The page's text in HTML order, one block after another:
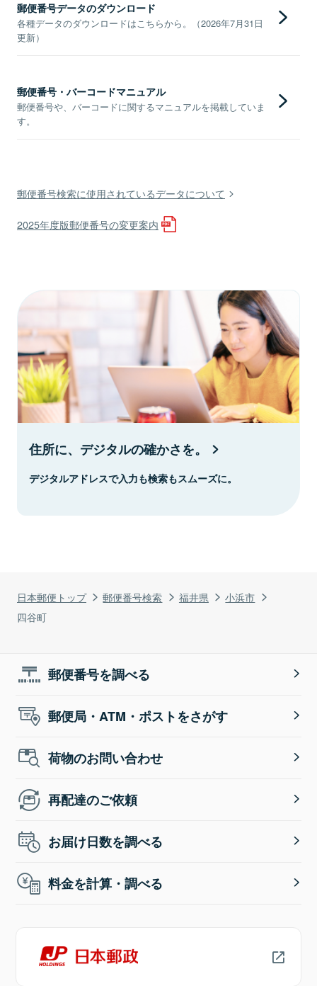
日本郵便トップ 郵便番号検索 福井県
小浜市
四谷町
郵便番号データのダウンロード
各種データのダウンロードはこちらから。（2026年7月31日
更新）
郵便番号・バーコードマニュアル
郵便番号や、バーコードに関するマニュアルを掲載していま
す。
郵便番号検索に使用されているデータについて
2025年度版郵便番号の変更案内
住所に、デジタルの確かさを。
デジタルアドレスで入力も検索もスムーズに。
郵便番号を調べる
郵便局・ATM・ポストをさがす
荷物のお問い合わせ
再配達のご依頼
お届け日数を調べる
料金を計算・調べる